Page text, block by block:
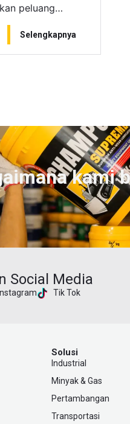
peluang…
Selengkapnya
kami
Social Media
Instagram Tik Tok
Solusi
Industrial
Minyak & Gas
Pertambangan
Transportasi